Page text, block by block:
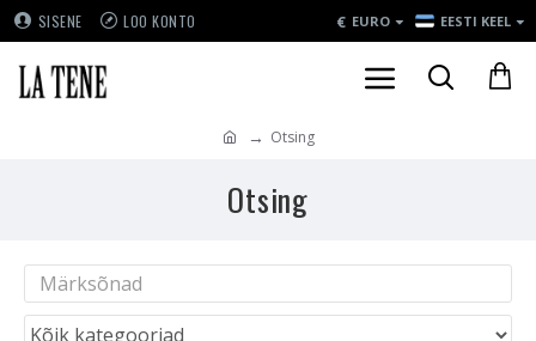
SISENE LOO KONTO € EURO EESTI KEEL
Otsing
Otsing